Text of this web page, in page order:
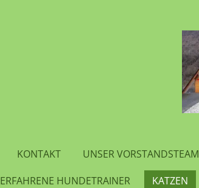
KONTAKT UNSER VORSTANDSTEAM
ERFAHRENE HUNDETRAINER KATZEN